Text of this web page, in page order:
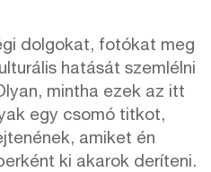
dolgokat, fotókat meg
hatását szemlélni
mintha ezek az itt
egy csomó titkot,
amiket én
ki akarok deríteni.